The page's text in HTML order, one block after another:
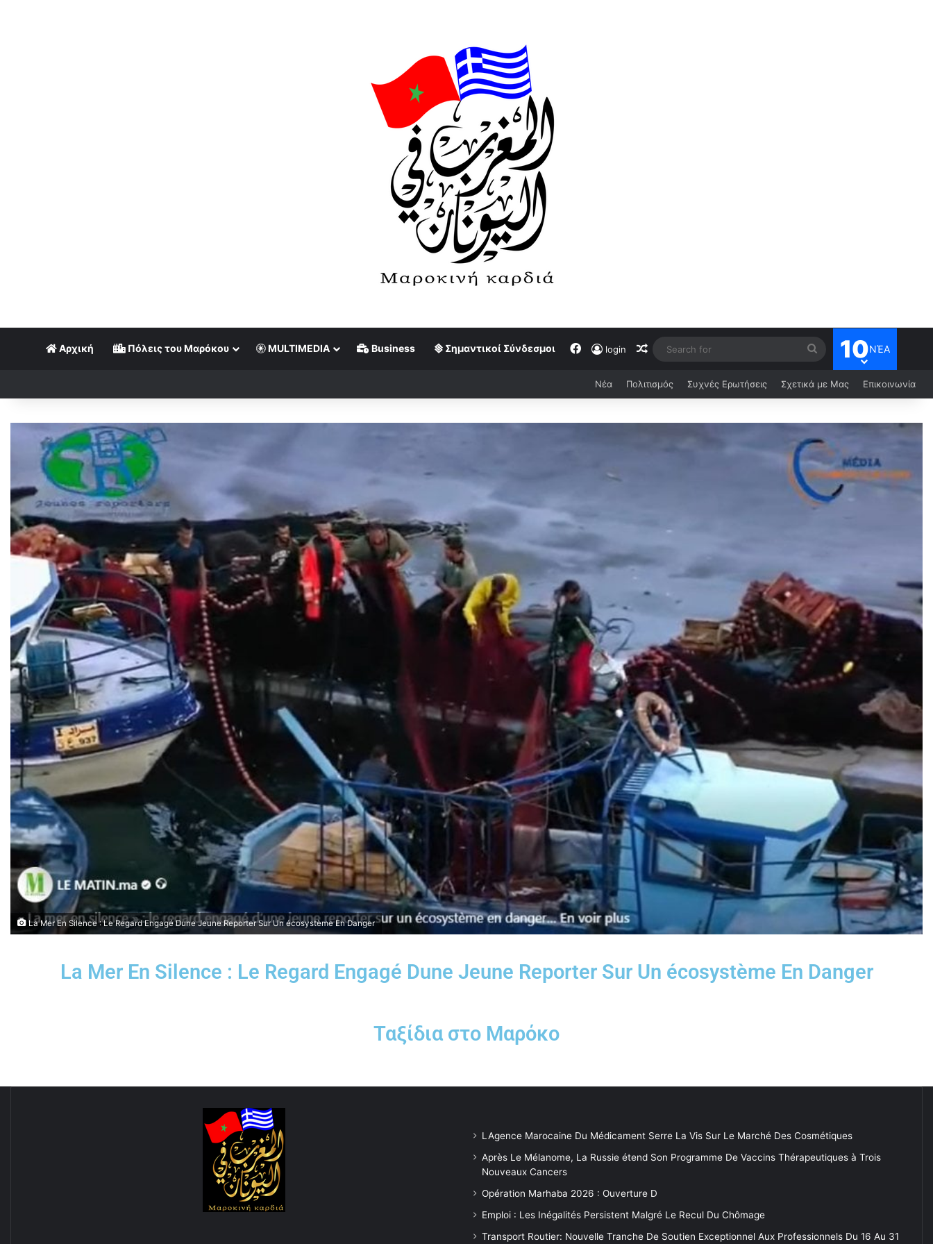
Αρχική Πόλεις του Μαρόκου MULTIMEDIA Business Σημαντικοί Σύνδεσμοι login 10ΝΈΑ
Νέα Πολιτισμός Συχνές Ερωτήσεις Σχετικά με Μας Επικοινωνία
La Mer En Silence : Le Regard Engagé Dune Jeune Reporter Sur Un écosystème En Danger
La Mer En Silence : Le Regard Engagé Dune Jeune Reporter Sur Un écosystème En Danger
Ταξίδια στο Μαρόκο
LAgence Marocaine Du Médicament Serre La Vis Sur Le Marché Des Cosmétiques
Après Le Mélanome, La Russie étend Son Programme De Vaccins Thérapeutiques à Trois
Nouveaux Cancers
Opération Marhaba 2026 : Ouverture D
Emploi : Les Inégalités Persistent Malgré Le Recul Du Chômage
Transport Routier: Nouvelle Tranche De Soutien Exceptionnel Aux Professionnels Du 16 Au 31